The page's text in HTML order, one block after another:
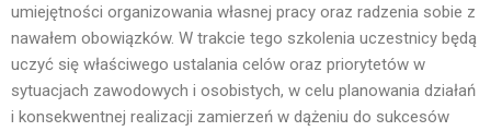
umiejętności organizowania własnej pracy oraz radzenia sobie z
nawałem obowiązków. W trakcie tego szkolenia uczestnicy będą
uczyć się właściwego ustalania celów oraz priorytetów w
sytuacjach zawodowych i osobistych, w celu planowania działań
i konsekwentnej realizacji zamierzeń w dążeniu do sukcesów